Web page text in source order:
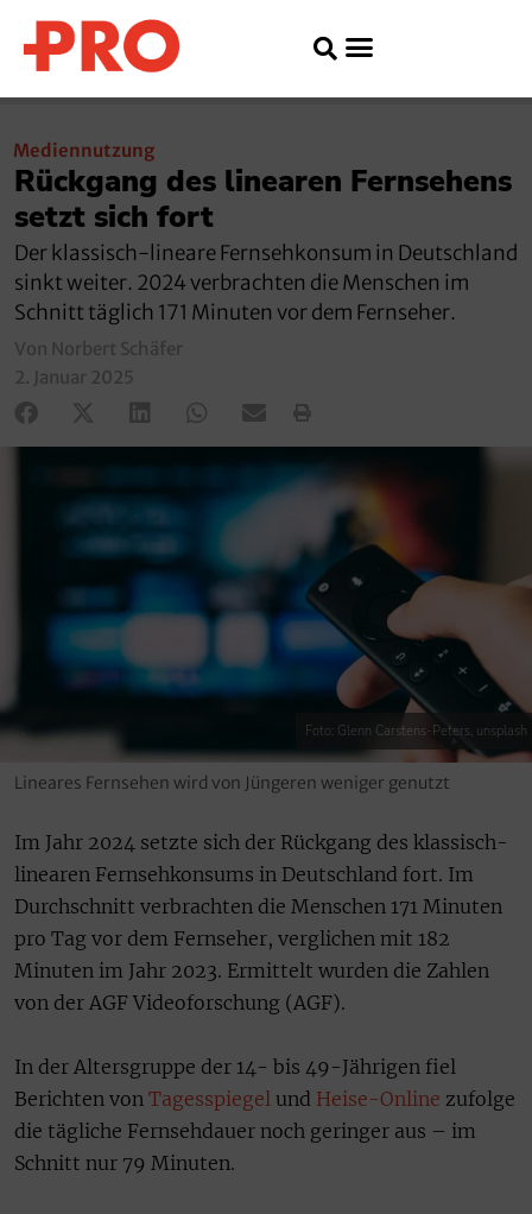
Mediennutzung
Rückgang des linearen Fernsehens
setzt sich fort
Der klassisch-lineare Fernsehkonsum in Deutschland
sinkt weiter. 2024 verbrachten die Menschen im
Schnitt täglich 171 Minuten vor dem Fernseher.
Von Norbert Schäfer
2. Januar 2025
Foto: Glenn Carstens-Peters, unsplash
Lineares Fernsehen wird von Jüngeren weniger genutzt
Im Jahr 2024 setzte sich der Rückgang des klassisch-
linearen Fernsehkonsums in Deutschland fort. Im
Durchschnitt verbrachten die Menschen 171 Minuten
pro Tag vor dem Fernseher, verglichen mit 182
Minuten im Jahr 2023. Ermittelt wurden die Zahlen
von der AGF Videoforschung (AGF).
In der Altersgruppe der 14- bis 49-Jährigen fiel
Berichten von Tagesspiegel und Heise-Online zufolge
die tägliche Fernsehdauer noch geringer aus – im
Schnitt nur 79 Minuten.